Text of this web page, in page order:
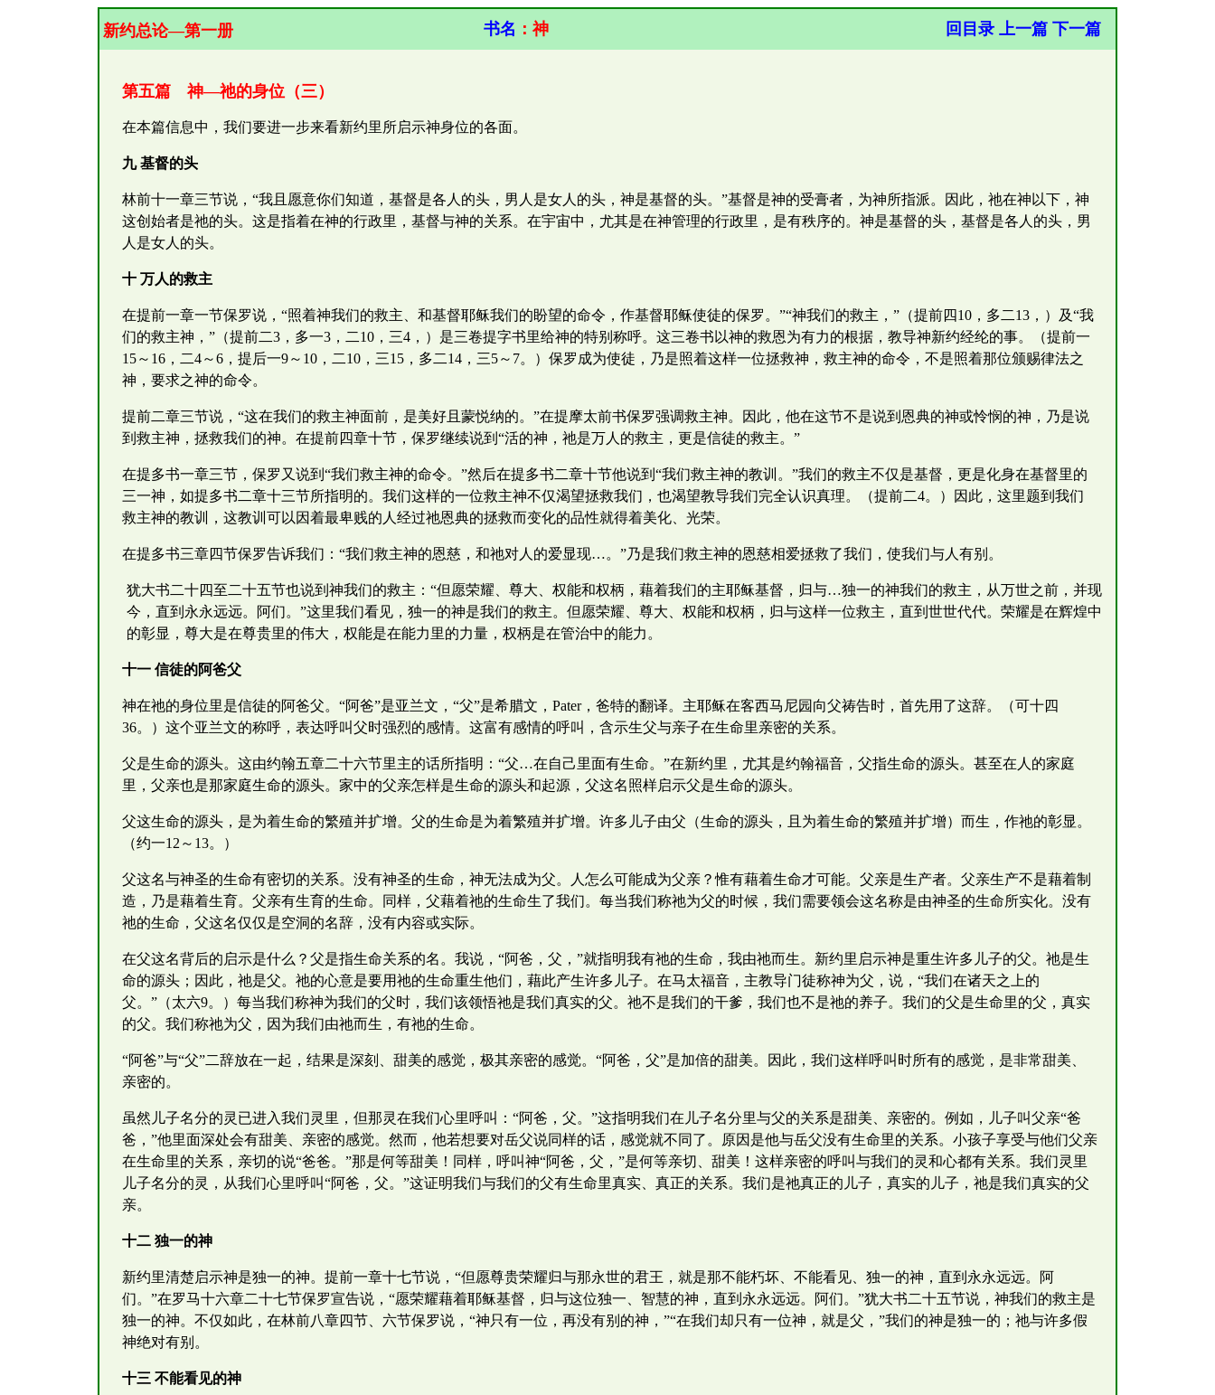
新约总论—第一册 书名 ： 神 回目录 上一篇 下一篇
第五篇 神—祂的身位（三）
在本篇信息中，我们要进一步来看新约里所启示神身位的各面。
九 基督的头
林前十一章三节说，“我且愿意你们知道，基督是各人的头，男人是女人的头，神是基督的头。”基督是神的受膏者，为神所指派。因此，祂在神以下，神
这创始者是祂的头。这是指着在神的行政里，基督与神的关系。在宇宙中，尤其是在神管理的行政里，是有秩序的。神是基督的头，基督是各人的头，男
人是女人的头。
十 万人的救主
在提前一章一节保罗说，“照着神我们的救主、和基督耶稣我们的盼望的命令，作基督耶稣使徒的保罗。”“神我们的救主，”（提前四10，多二13，）及“我
们的救主神，”（提前二3，多一3，二10，三4，）是三卷提字书里给神的特别称呼。这三卷书以神的救恩为有力的根据，教导神新约经纶的事。（提前一
15～16，二4～6，提后一9～10，二10，三15，多二14，三5～7。）保罗成为使徒，乃是照着这样一位拯救神，救主神的命令，不是照着那位颁赐律法之
神，要求之神的命令。
提前二章三节说，“这在我们的救主神面前，是美好且蒙悦纳的。”在提摩太前书保罗强调救主神。因此，他在这节不是说到恩典的神或怜悯的神，乃是说
到救主神，拯救我们的神。在提前四章十节，保罗继续说到“活的神，祂是万人的救主，更是信徒的救主。”
在提多书一章三节，保罗又说到“我们救主神的命令。”然后在提多书二章十节他说到“我们救主神的教训。”我们的救主不仅是基督，更是化身在基督里的
三一神，如提多书二章十三节所指明的。我们这样的一位救主神不仅渴望拯救我们，也渴望教导我们完全认识真理。（提前二4。）因此，这里题到我们
救主神的教训，这教训可以因着最卑贱的人经过祂恩典的拯救而变化的品性就得着美化、光荣。
在提多书三章四节保罗告诉我们：“我们救主神的恩慈，和祂对人的爱显现…。”乃是我们救主神的恩慈相爱拯救了我们，使我们与人有别。
犹大书二十四至二十五节也说到神我们的救主：“但愿荣耀、尊大、权能和权柄，藉着我们的主耶稣基督，归与…独一的神我们的救主，从万世之前，并现
今，直到永永远远。阿们。”这里我们看见，独一的神是我们的救主。但愿荣耀、尊大、权能和权柄，归与这样一位救主，直到世世代代。荣耀是在辉煌中
的彰显，尊大是在尊贵里的伟大，权能是在能力里的力量，权柄是在管治中的能力。
十一 信徒的阿爸父
神在祂的身位里是信徒的阿爸父。“阿爸”是亚兰文，“父”是希腊文，Pater，爸特的翻译。主耶稣在客西马尼园向父祷告时，首先用了这辞。（可十四
36。）这个亚兰文的称呼，表达呼叫父时强烈的感情。这富有感情的呼叫，含示生父与亲子在生命里亲密的关系。
父是生命的源头。这由约翰五章二十六节里主的话所指明：“父…在自己里面有生命。”在新约里，尤其是约翰福音，父指生命的源头。甚至在人的家庭
里，父亲也是那家庭生命的源头。家中的父亲怎样是生命的源头和起源，父这名照样启示父是生命的源头。
父这生命的源头，是为着生命的繁殖并扩增。父的生命是为着繁殖并扩增。许多儿子由父（生命的源头，且为着生命的繁殖并扩增）而生，作祂的彰显。
（约一12～13。）
父这名与神圣的生命有密切的关系。没有神圣的生命，神无法成为父。人怎么可能成为父亲？惟有藉着生命才可能。父亲是生产者。父亲生产不是藉着制
造，乃是藉着生育。父亲有生育的生命。同样，父藉着祂的生命生了我们。每当我们称祂为父的时候，我们需要领会这名称是由神圣的生命所实化。没有
祂的生命，父这名仅仅是空洞的名辞，没有内容或实际。
在父这名背后的启示是什么？父是指生命关系的名。我说，“阿爸，父，”就指明我有祂的生命，我由祂而生。新约里启示神是重生许多儿子的父。祂是生
命的源头；因此，祂是父。祂的心意是要用祂的生命重生他们，藉此产生许多儿子。在马太福音，主教导门徒称神为父，说，“我们在诸天之上的
父。”（太六9。）每当我们称神为我们的父时，我们该领悟祂是我们真实的父。祂不是我们的干爹，我们也不是祂的养子。我们的父是生命里的父，真实
的父。我们称祂为父，因为我们由祂而生，有祂的生命。
“阿爸”与“父”二辞放在一起，结果是深刻、甜美的感觉，极其亲密的感觉。“阿爸，父”是加倍的甜美。因此，我们这样呼叫时所有的感觉，是非常甜美、
亲密的。
虽然儿子名分的灵已进入我们灵里，但那灵在我们心里呼叫：“阿爸，父。”这指明我们在儿子名分里与父的关系是甜美、亲密的。例如，儿子叫父亲“爸
爸，”他里面深处会有甜美、亲密的感觉。然而，他若想要对岳父说同样的话，感觉就不同了。原因是他与岳父没有生命里的关系。小孩子享受与他们父亲
在生命里的关系，亲切的说“爸爸。”那是何等甜美！同样，呼叫神“阿爸，父，”是何等亲切、甜美！这样亲密的呼叫与我们的灵和心都有关系。我们灵里
儿子名分的灵，从我们心里呼叫“阿爸，父。”这证明我们与我们的父有生命里真实、真正的关系。我们是祂真正的儿子，真实的儿子，祂是我们真实的父
亲。
十二 独一的神
新约里清楚启示神是独一的神。提前一章十七节说，“但愿尊贵荣耀归与那永世的君王，就是那不能朽坏、不能看见、独一的神，直到永永远远。阿
们。”在罗马十六章二十七节保罗宣告说，“愿荣耀藉着耶稣基督，归与这位独一、智慧的神，直到永永远远。阿们。”犹大书二十五节说，神我们的救主是
独一的神。不仅如此，在林前八章四节、六节保罗说，“神只有一位，再没有别的神，”“在我们却只有一位神，就是父，”我们的神是独一的；祂与许多假
神绝对有别。
十三 不能看见的神